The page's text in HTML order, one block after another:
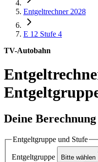
Entgeltrechner 2028
E 12 Stufe 4
TV-Autobahn
Deine Berechnung
Entgeltgruppe und Stufe
Entgeltgruppe Bitte wählen